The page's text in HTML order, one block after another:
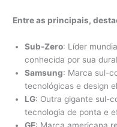
Entre as principais,
Sub-Zero: Líder
conhecida por sua
Samsung: Marca sul-
tecnológicas e design
LG: Outra gigante sul-
tecnologia de ponta e